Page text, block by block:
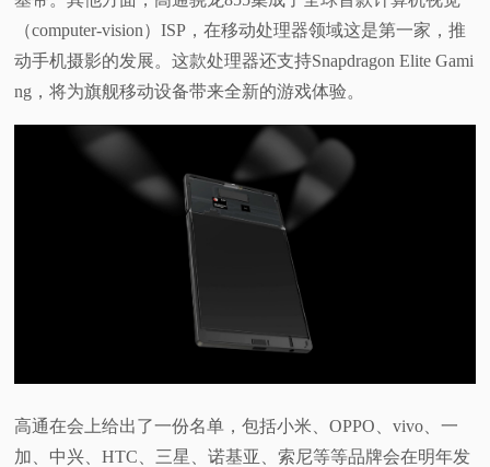
专
（computer-vision）ISP，在移动处理器领域这是第一家，推
动手机摄影的发展。这款处理器还支持Snapdragon Elite Gami
ng，将为旗舰移动设备带来全新的游戏体验。
高通在会上给出了一份名单，包括小米、OPPO、vivo、一
加、中兴、HTC、三星、诺基亚、索尼等等品牌会在明年发